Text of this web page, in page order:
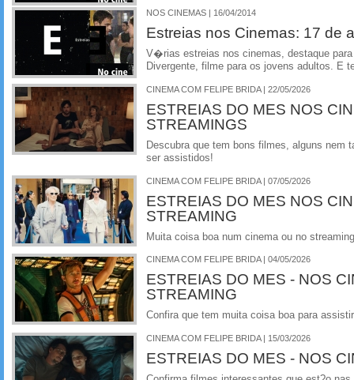
NOS CINEMAS | 16/04/2014
Estreias nos Cinemas: 17 de
V�rias estreias nos cinemas, destaque
Divergente, filme para os jovens adultos. E
CINEMA COM FELIPE BRIDA | 22/05/2026
ESTREIAS DO MES NOS
STREAMINGS
Descubra que tem bons filmes, alguns nem
ser assistidos!
CINEMA COM FELIPE BRIDA | 07/05/2026
ESTREIAS DO MES NOS
STREAMING
Muita coisa boa num cinema ou no streaming
CINEMA COM FELIPE BRIDA | 04/05/2026
ESTREIAS DO MES - NOS
STREAMING
Confira que tem muita coisa boa para assistir
CINEMA COM FELIPE BRIDA | 15/03/2026
ESTREIAS DO MES - NOS